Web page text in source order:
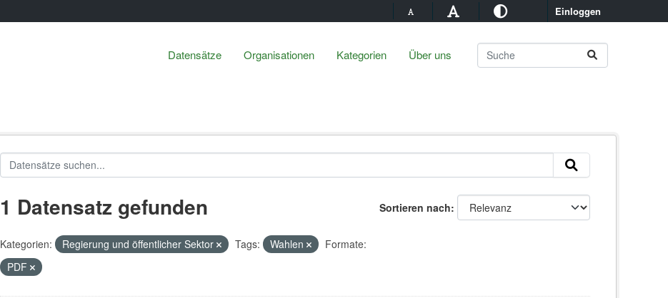
Einloggen
Datensätze Organisationen Kategorien Über uns
Sortieren nach
1 Datensatz gefunden
Kategorien: Regierung und öffentlicher Sektor Tags: Wahlen
Formate:
PDF